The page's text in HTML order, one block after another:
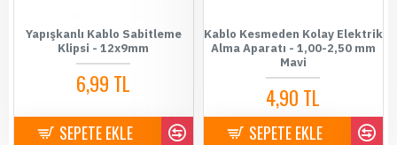
Yapışkanlı Kablo Sabitleme
Klipsi - 12x9mm
6,99 TL
SEPETE EKLE
Kablo Kesmeden Kolay Elektrik
Alma Aparatı - 1,00-2,50 mm
Mavi
4,90 TL
SEPETE EKLE